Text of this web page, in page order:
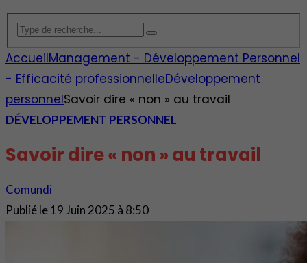
AccueilManagement - Développement Personnel
- Efficacité professionnelleDéveloppement
personnelSavoir dire « non » au travail
DÉVELOPPEMENT PERSONNEL
Savoir dire « non » au travail
Comundi
Publié le19 Juin 2025 à 8:50